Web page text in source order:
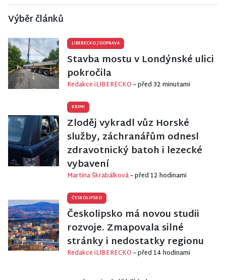
Výběr článků
LIBERECKO/DOPRAVA
Stavba mostu v Londýnské ulici
pokročila
Redakce iLIBERECKO– před 32 minutami
KRIMI
Zloděj vykradl vůz Horské
služby, záchranářům odnesl
zdravotnický batoh i lezecké
vybavení
Martina Škrabálková– před 12 hodinami
ČESKOLIPSKO
Českolipsko má novou studii
rozvoje. Zmapovala silné
stránky i nedostatky regionu
Redakce iLIBERECKO– před 14 hodinami